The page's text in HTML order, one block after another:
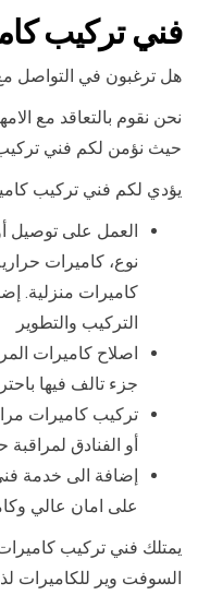
فني تركيب
هل ترغبون في التواصل
نحن نقوم بالتعاقد مع
حيث نؤمن لكم فني
يؤدي لكم فني تركيب
العمل على توصيل
نوع، كاميرات
كاميرات منزلية.
التركيب والتطوير
اصلاح كاميرات
جزء تالف فيها
تركيب كاميرات
أو الفنادق
إضافة الى خدمة
على امان عالي
يمتلك فني تركيب
السوفت وير للكاميرات